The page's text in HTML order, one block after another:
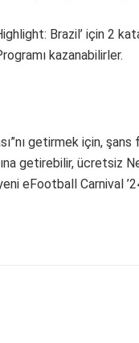
Brazil’ için 2
kazanabilirler.
getirmek için,
getirebilir, ücretsiz
eFootball Carnival